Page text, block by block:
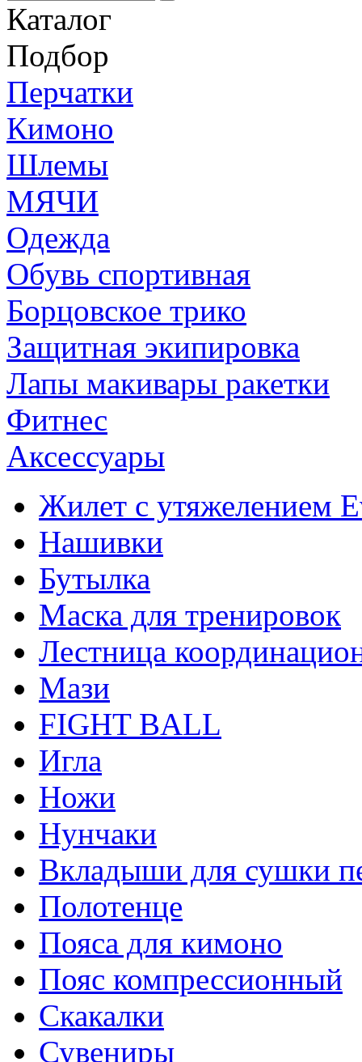
Каталог
Подбор
Перчатки
Кимоно
Шлемы
МЯЧИ
Одежда
Обувь спортивная
Борцовское трико
Защитная экипировка
Лапы макивары ракетки
Фитнес
Аксессуары
Жилет с утяжелением
Нашивки
Бутылка
Маска для тренировок
Лестница
Мази
FIGHT BALL
Игла
Ножи
Нунчаки
Вкладыши для сушки
Полотенце
Пояса для кимоно
Пояс компрессионный
Скакалки
Сувениры